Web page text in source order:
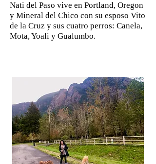
Nati del Paso vive en Portland, Oregon
y Mineral del Chico con su esposo Vito
de la Cruz y sus cuatro perros: Canela,
Mota, Yoali y Gualumbo.